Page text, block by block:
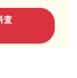
査